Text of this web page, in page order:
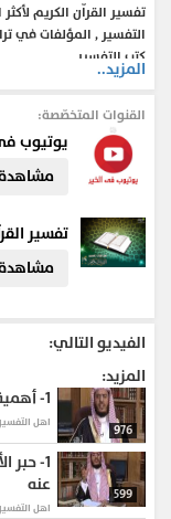
تفسير القراّن الكريم
التفسير , المؤلفات في
كتب التفسير .
#تفسير_القرآن
#يوتيوب_في_الخير
#التنمية_الإيمانية#iman
#كتب
المزيد..
القنوات المتخصّصة:
يوتيوب
تفسير
الفيديو التالي:
المزيد:
976
1-
اهل التفسير
599
1- حبر
عنه
اهل التفسير